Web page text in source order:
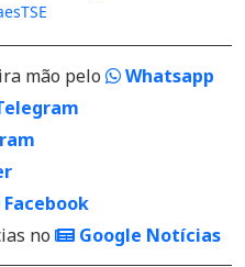
TSE
mão pelo
Whatsapp
Facebook
no
Google Notícias